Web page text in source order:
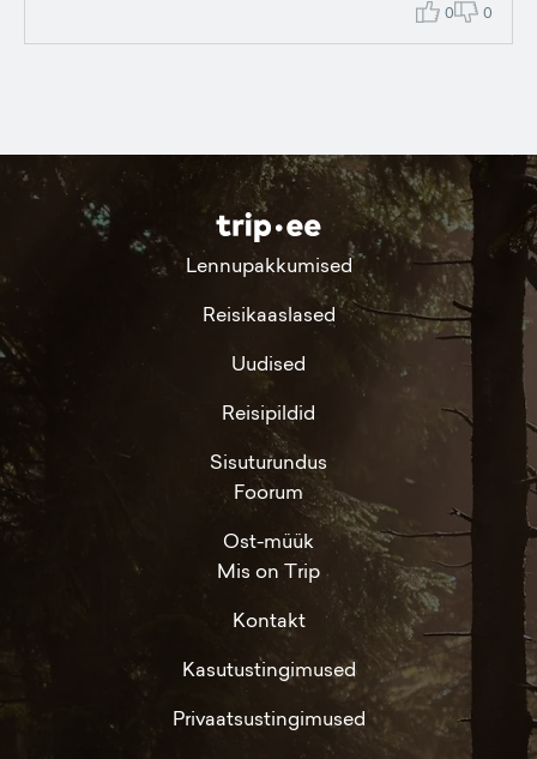
0 0
Lennupakkumised
Reisikaaslased
Uudised
Reisipildid
Sisuturundus
Foorum
Ost-müük
Mis on Trip
Kontakt
Kasutustingimused
Privaatsustingimused